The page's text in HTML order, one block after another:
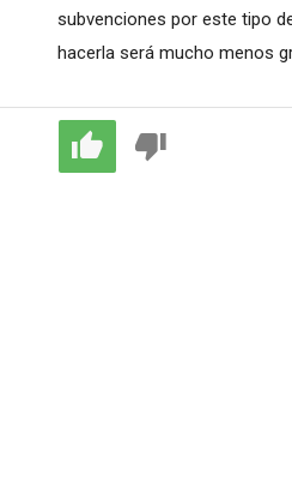
subvenciones por este tipo
hacerla será mucho menos